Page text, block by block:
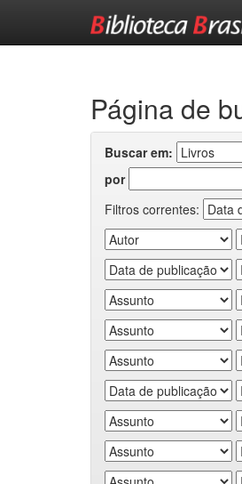
Página de
Buscar em:
por
Filtros correntes: